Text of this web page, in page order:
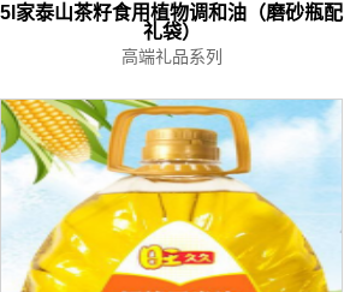
5l家泰山茶籽食用植物调和油（磨砂瓶配
礼袋）
高端礼品系列